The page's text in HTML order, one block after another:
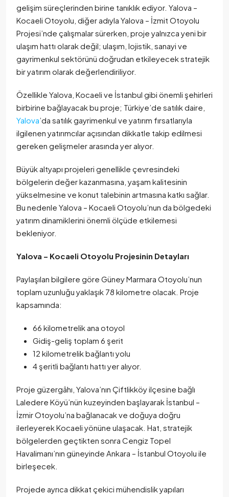
gelişim süreçlerinden birine tanıklık ediyor. Yalova –
Kocaeli Otoyolu, diğer adıyla Yalova – İzmit Otoyolu
Projesi’nde çalışmalar sürerken, proje yalnızca yeni bir
ulaşım hattı olarak değil; ulaşım, lojistik, sanayi ve
gayrimenkul sektörünü doğrudan etkileyecek stratejik
bir yatırım olarak değerlendiriliyor.
Özellikle Yalova, Kocaeli ve İstanbul gibi önemli şehirleri
birbirine bağlayacak bu proje; Türkiye’de satılık daire,
Yalova’da satılık gayrimenkul ve yatırım fırsatlarıyla
ilgilenen yatırımcılar açısından dikkatle takip edilmesi
gereken gelişmeler arasında yer alıyor.
Büyük altyapı projeleri genellikle çevresindeki
bölgelerin değer kazanmasına, yaşam kalitesinin
yükselmesine ve konut talebinin artmasına katkı sağlar.
Bu nedenle Yalova – Kocaeli Otoyolu’nun da bölgedeki
yatırım dinamiklerini önemli ölçüde etkilemesi
bekleniyor.
Yalova – Kocaeli Otoyolu Projesinin Detayları
Paylaşılan bilgilere göre Güney Marmara Otoyolu’nun
toplam uzunluğu yaklaşık 78 kilometre olacak. Proje
kapsamında:
66 kilometrelik ana otoyol
Gidiş-geliş toplam 6 şerit
12 kilometrelik bağlantı yolu
4 şeritli bağlantı hattı yer alıyor.
Proje güzergâhı, Yalova’nın Çiftlikköy ilçesine bağlı
Laledere Köyü’nün kuzeyinden başlayarak İstanbul –
İzmir Otoyolu’na bağlanacak ve doğuya doğru
ilerleyerek Kocaeli yönüne ulaşacak. Hat, stratejik
bölgelerden geçtikten sonra Cengiz Topel
Havalimanı’nın güneyinde Ankara – İstanbul Otoyolu ile
birleşecek.
Projede ayrıca dikkat çekici mühendislik yapıları